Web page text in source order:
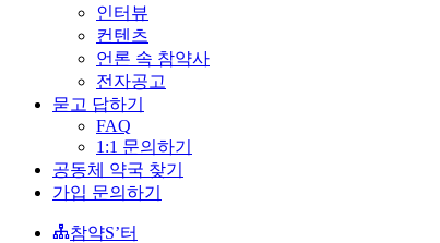
인터뷰
컨텐츠
언론 속 참약사
전자공고
묻고 답하기
FAQ
1:1 문의하기
공동체 약국 찾기
가입 문의하기
참약S’터